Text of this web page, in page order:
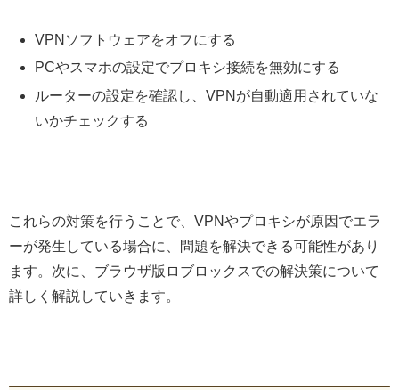
VPNソフトウェアをオフにする
PCやスマホの設定でプロキシ接続を無効にする
ルーターの設定を確認し、VPNが自動適用されていな
いかチェックする
これらの対策を行うことで、VPNやプロキシが原因でエラ
ーが発生している場合に、問題を解決できる可能性があり
ます。次に、ブラウザ版ロブロックスでの解決策について
詳しく解説していきます。